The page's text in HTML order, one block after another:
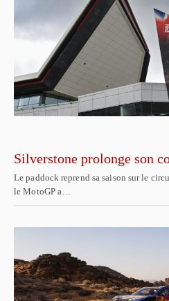
Silverstone prolonge son
Le paddock reprend sa saison sur le
le MotoGP a…